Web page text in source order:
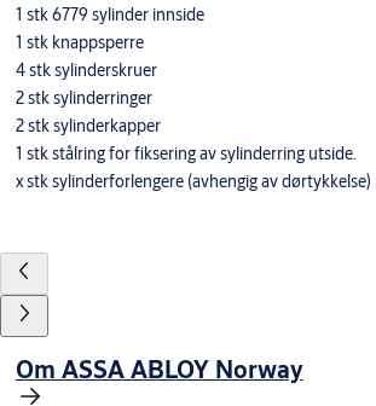
1 stk 6779 sylinder innside
1 stk knappsperre
4 stk sylinderskruer
2 stk sylinderringer
2 stk sylinderkapper
1 stk stålring for fiksering av sylinderring utside.
x stk sylinderforlengere (avhengig av dørtykkelse)
Om ASSA ABLOY Norway